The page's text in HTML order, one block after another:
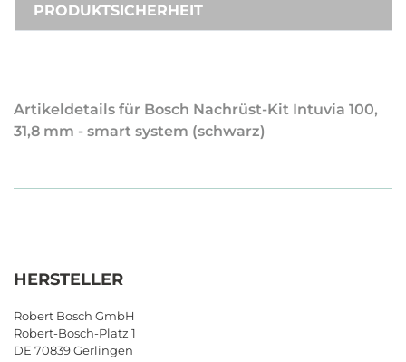
PRODUKTSICHERHEIT
Artikeldetails für Bosch Nachrüst-Kit Intuvia 100,
31,8 mm - smart system (schwarz)
HERSTELLER
Robert Bosch GmbH
Robert-Bosch-Platz 1
DE 70839 Gerlingen